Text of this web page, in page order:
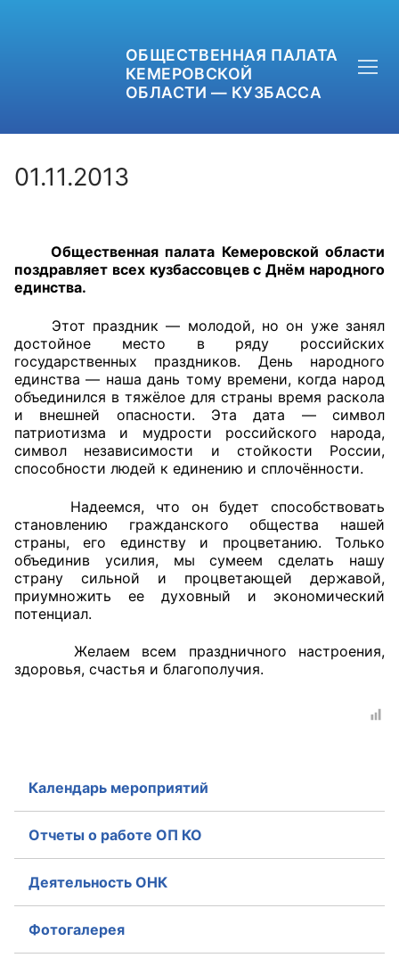
ОБЩЕСТВЕННАЯ ПАЛАТА
КЕМЕРОВСКОЙ
ОБЛАСТИ — КУЗБАССА
OPKO42@BK.RU
Главная
Общественные советы
Общественные советы при территориальных
органах федеральных органов
исполнительной власти
Общественные советы по проведению
независимой оценки качества условий
оказания услуг
О Палате
Экспертный совет ОП КО
Совет ОП КО
Общественный штаб
Документы ОП КО
01.11.2013
Общественная палата Кемеровской области
поздравляет всех кузбассовцев с Днём народного
единства.
Этот праздник — молодой, но он уже занял
достойное место в ряду российских
государственных праздников. День народного
единства — наша дань тому времени, когда народ
объединился в тяжёлое для страны время раскола
и внешней опасности. Эта дата — символ
патриотизма и мудрости российского народа,
символ независимости и стойкости России,
способности людей к единению и сплочённости.
Надеемся, что он будет способствовать
становлению гражданского общества нашей
страны, его единству и процветанию. Только
объединив усилия, мы сумеем сделать нашу
страну сильной и процветающей державой,
приумножить ее духовный и экономический
потенциал.
Желаем всем праздничного настроения,
здоровья, счастья и благополучия.
Календарь мероприятий
Отчеты о работе ОП КО
Деятельность ОНК
Фотогалерея